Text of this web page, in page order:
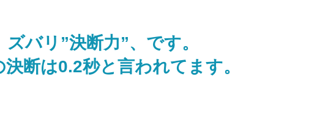
バリ”決断力”、です。
決断は0.2秒と言われてます。